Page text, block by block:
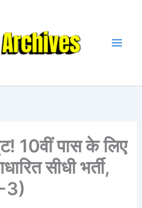
10वीं पास के लिए
सीधी भर्ती,
3)